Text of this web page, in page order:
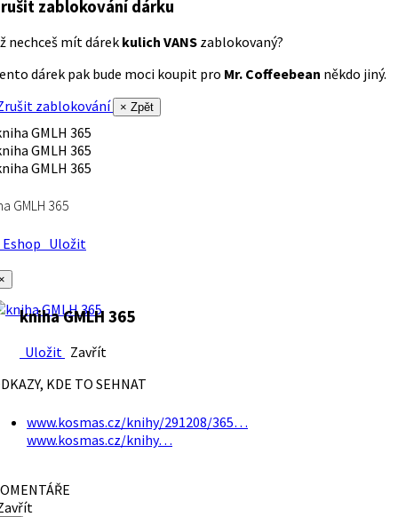
zablokování dárku
nechceš mít dárek kulich VANS zablokovaný?
dárek pak bude moci koupit pro Mr. Coffeebean někdo jiný.
zablokování
× Zpět
GMLH 365
Uložit
kniha GMLH 365
Uložit Zavřít
KDE TO SEHNAT
www.kosmas.cz/knihy/291208/365…
www.kosmas.cz/knihy…